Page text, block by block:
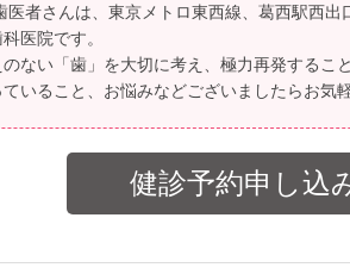
医者さんは、東京メトロ東西線、葛西駅西出
医院です。
ない「歯」を大切に考え、極力再発するこ
いること、お悩みなどございましたらお気
健診予約申し込